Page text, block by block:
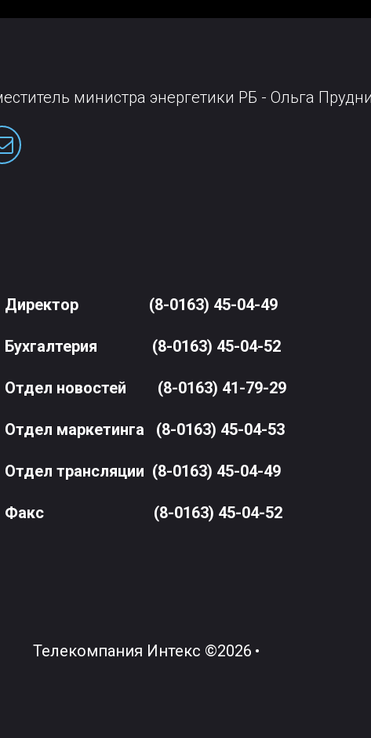
министра энергетики РБ - Ольга
Директор (8-0163) 45-04-49
Бухгалтерия (8-0163) 45-04-52
Отдел новостей (8-0163) 41-79-29
Отдел маркетинга (8-0163) 45-04-53
Отдел трансляции (8-0163) 45-04-49
Факс (8-0163) 45-04-52
Телекомпания Интекс ©2026